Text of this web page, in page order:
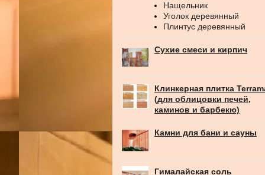
Нащельник
Уголок деревянный
Плинтус деревянный
Сухие смеси и кирпич
Клинкерная плитка
(для облицовки печей,
каминов и барбекю)
Камни для бани и сауны
Гималайская соль